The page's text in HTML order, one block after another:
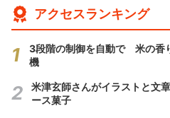
アクセスランキング
3段階の制御を自動で 米の香
機
米津玄師さんがイラストと文
ース菓子